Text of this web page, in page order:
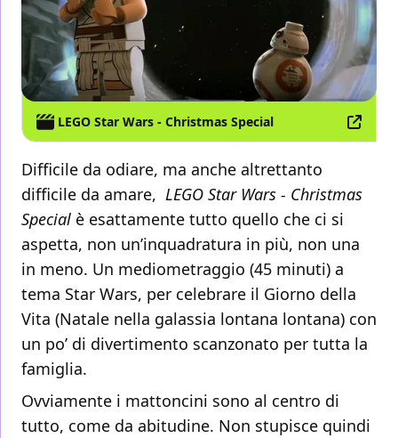
LEGO Star Wars - Christmas Special
Difficile da odiare, ma anche altrettanto
difficile da amare, LEGO Star Wars - Christmas
Special è esattamente tutto quello che ci si
aspetta, non un’inquadratura in più, non una
in meno. Un mediometraggio (45 minuti) a
tema Star Wars, per celebrare il Giorno della
Vita (Natale nella galassia lontana lontana) con
un po’ di divertimento scanzonato per tutta la
famiglia.
Ovviamente i mattoncini sono al centro di
tutto, come da abitudine. Non stupisce quindi